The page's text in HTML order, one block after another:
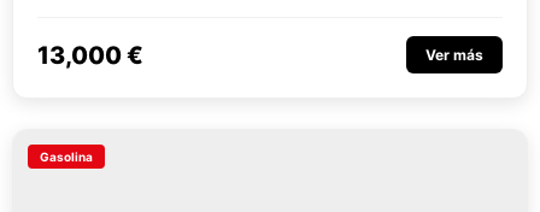
13,000 € Ver más
Gasolina